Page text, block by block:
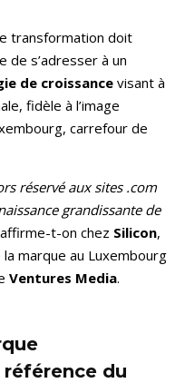
transformation doit
de s’adresser à un
de croissancevisant à
fidèle à l’image
carrefour de
réservé aux sites .com
grandissante de
t-on chez Silicon,
marque au Luxembourg
Ventures Media.
du